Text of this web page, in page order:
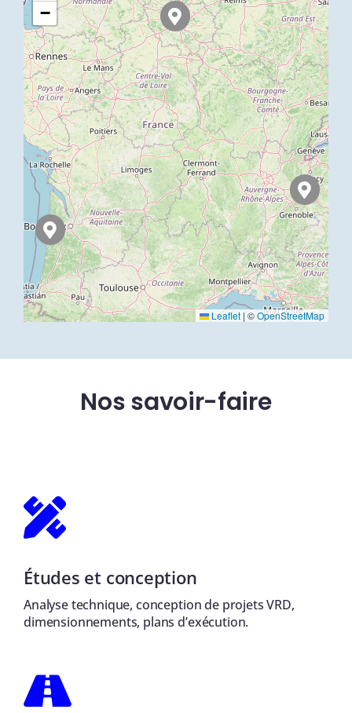
−
Leaflet | ©OpenStreetMap
Nos savoir-faire
Études et conception
Analyse technique, conception de projets VRD,
dimensionnements, plans d’exécution.